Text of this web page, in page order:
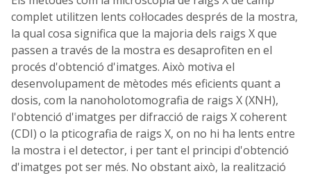
complet utilitzen lents col·locades després de la mostra,
la qual cosa significa que la majoria dels raigs X que
passen a través de la mostra es desaprofiten en el
procés d'obtenció d'imatges. Això motiva el
desenvolupament de mètodes més eficients quant a
dosis, com la nanoholotomografia de raigs X (XNH),
l'obtenció d'imatges per difracció de raigs X coherent
(CDI) o la pticografia de raigs X, on no hi ha lents entre
la mostra i el detector, i per tant el principi d'obtenció
d'imatges pot ser més. No obstant això, la realització